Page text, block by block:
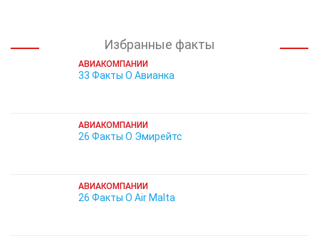
Избранные факты
АВИАКОМПАНИИ
33 Факты О Авианка
АВИАКОМПАНИИ
26 Факты О Эмирейтс
АВИАКОМПАНИИ
26 Факты О Air Malta